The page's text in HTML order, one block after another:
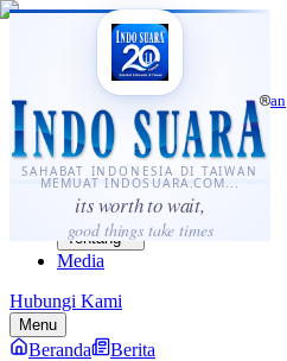
SAHABAT INDONESIA DI TAIWAN
MEMUAT INDOSUARA.COM...
its worth to wait,
good things take times
·...
⌘K
Sahabat Indonesia di Taiwan
Berita
Layanan
Komunitas
Panduan
Tentang
Media
Hubungi Kami
Menu
Beranda Berita